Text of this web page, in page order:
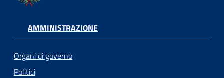
AMMINISTRAZIONE
Organi di governo
Politici